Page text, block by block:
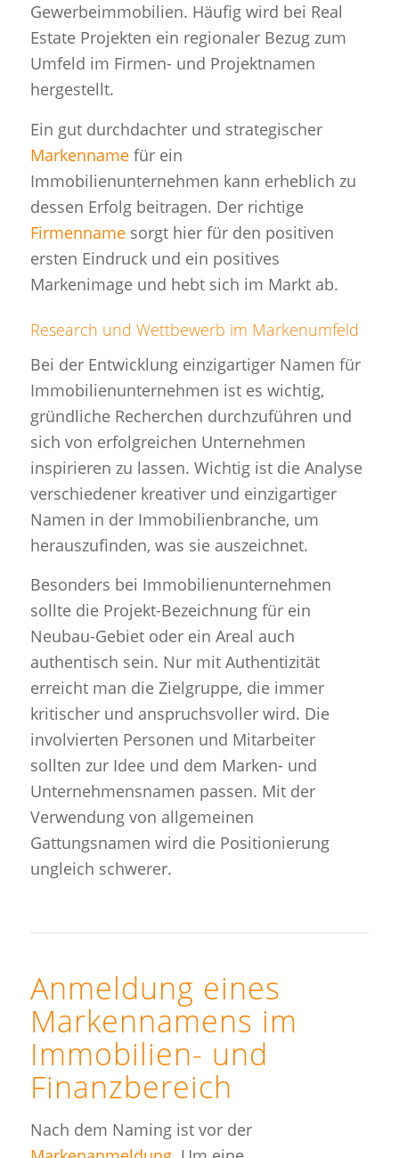
Gewerbeimmobilien. Häufig wird bei Real
Estate Projekten ein regionaler Bezug zum
Umfeld im Firmen- und Projektnamen
hergestellt.
Ein gut durchdachter und strategischer
Markennamefür ein
Immobilienunternehmen kann erheblich zu
dessen Erfolg beitragen. Der richtige
Firmennamesorgt hier für den positiven
ersten Eindruck und ein positives
Markenimage und hebt sich im Markt ab.
Research und Wettbewerb im Markenumfeld
Bei der Entwicklung einzigartiger Namen für
Immobilienunternehmen ist es wichtig,
gründliche Recherchen durchzuführen und
sich von erfolgreichen Unternehmen
inspirieren zu lassen. Wichtig ist die Analyse
verschiedener kreativer und einzigartiger
Namen in der Immobilienbranche, um
herauszufinden, was sie auszeichnet.
Besonders bei Immobilienunternehmen
sollte die Projekt-Bezeichnung für ein
Neubau-Gebiet oder ein Areal auch
authentisch sein. Nur mit Authentizität
erreicht man die Zielgruppe, die immer
kritischer und anspruchsvoller wird. Die
involvierten Personen und Mitarbeiter
sollten zur Idee und dem Marken- und
Unternehmensnamen passen. Mit der
Verwendung von allgemeinen
Gattungsnamen wird die Positionierung
ungleich schwerer.
Anmeldung eines
Markennamens im
Immobilien- und
Finanzbereich
Nach dem Naming ist vor der